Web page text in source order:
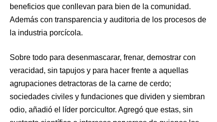
beneficios que conllevan para bien de la comunidad.
Además con transparencia y auditoria de los procesos de
la industria porcícola.
Sobre todo para desenmascarar, frenar, demostrar con
veracidad, sin tapujos y para hacer frente a aquellas
agrupaciones detractoras de la carne de cerdo;
sociedades civiles y fundaciones que dividen y siembran
odio, añadió el líder porcicultor. Agregó que estas, sin